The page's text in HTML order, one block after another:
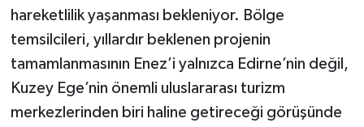
hareketlilik yaşanması bekleniyor. Bölge
temsilcileri, yıllardır beklenen projenin
tamamlanmasının Enez’i yalnızca Edirne’nin değil,
Kuzey Ege’nin önemli uluslararası turizm
merkezlerinden biri haline getireceği görüşünde